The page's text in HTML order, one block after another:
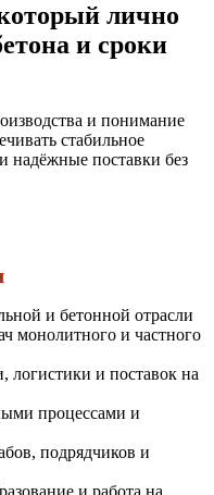
лично
и сроки
и понимание
стабильное
надёжные поставки без
и бетонной отрасли
монолитного и частного
логистики и поставок на
процессами и
подрядчиков и